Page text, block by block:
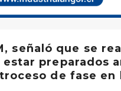
señaló que se
estar preparados
de fase en